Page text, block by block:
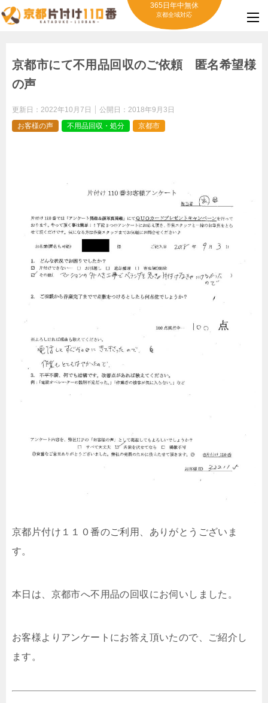
365日年中無休
京都全域対応
京都市にて不用品回収のご依頼 匿名希望様
の声
更新日： 2022年10月7日 公開日： 2018年9月3日
お客様の声
不用品回収・処分 京都市
京都片付け１１０番のご利用、ありがとうございま
す。
本日は、京都市へ不用品の回収にお伺いしました。
お客様よりアンケートにお答え頂いたので、ご紹介し
ます。